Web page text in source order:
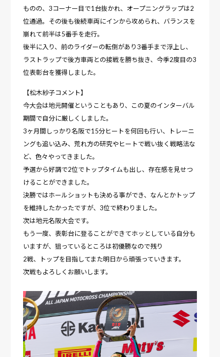
ものの、3コーナー目で1台抜かれ、オープニングラップは2
位通過。その後も後続車両にインから攻められ、バランスを
崩れて前半は5番手を走行。
後半に入り、前のライダーの転倒があり3番手まで浮上し、
ラストラップで後方車両との接戦を勝ち抜き、今季2度目の3
位表彰台を獲得しました。
【松木紗子コメント】
今大会は地元開催ということもあり、この夏のインターバル
期間で自分に厳しくしました。
3ヶ月間しっかり名阪で15分ヒートを何回も行い、トレーニ
ングも追い込み、荒れ方の研究やヒートで戦い抜く戦略法な
ど、色々やってきました。
予選から好調で2位でトップタイムも出し、存在感を見せつ
けることができました。
決勝ではホールショットも決める事ができ、なんとかトップ
を維持したかったですが、3位で終わりました。
次は地元名阪大会です。
もう一度、表彰台に登ることができてホッとしている自分も
いますが、狙っているところは初優勝なので残り
2戦、トップを目指してまた明日から頑張っていきます。
次戦もよろしくお願いします。